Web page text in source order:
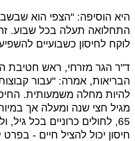
היא הוסיפה: "הצפי הוא
התחלואה תעלה בכל שבוע.
לוקח לחיסון כשבועיים
ד"ר הגר מזרחי, ראש חטיבת
הבריאות, אמרה: "עבור קבוצות
להיות מחלה משמעותית.
מגיל חצי שנה ומעלה אך
חיסון יכול להציל חיים - בפרט